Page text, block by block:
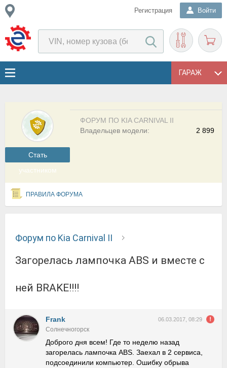
Регистрация Войти
ГАРАЖ
Cтать
участником
ФОРУМ ПО KIA CARNIVAL II
2 899
Владельцев модели:
ПРАВИЛА ФОРУМА
Форум по Kia Carnival II
Загорелась лампочка ABS и вместе с
ней BRAKE!!!!
Frank 06.03.2017, 08:29
Солнечногорск
Доброго дня всем! Где то неделю назад
загорелась лампочка ABS. Заехал в 2 сервиса,
подсоединили компьютер. Ошибку обрыва